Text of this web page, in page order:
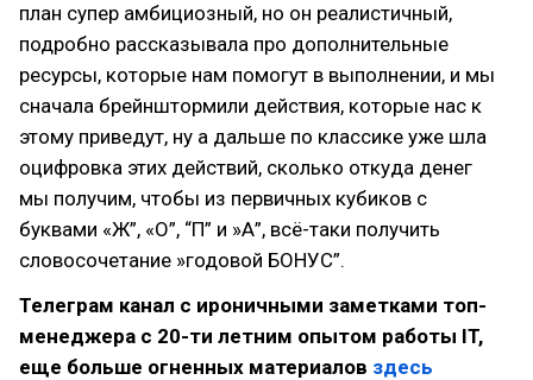
план супер амбициозный, но он реалистичный,
подробно рассказывала про дополнительные
ресурсы, которые нам помогут в выполнении, и мы
сначала брейнштормили действия, которые нас к
этому приведут, ну а дальше по классике уже шла
оцифровка этих действий, сколько откуда денег
мы получим, чтобы из первичных кубиков с
буквами «Ж”, «О”, “П” и »А”, всё-таки получить
словосочетание »годовой БОНУС”.
Телеграм канал с ироничными заметками топ-
менеджера с 20-ти летним опытом работы IT,
еще больше огненных материалов здесь